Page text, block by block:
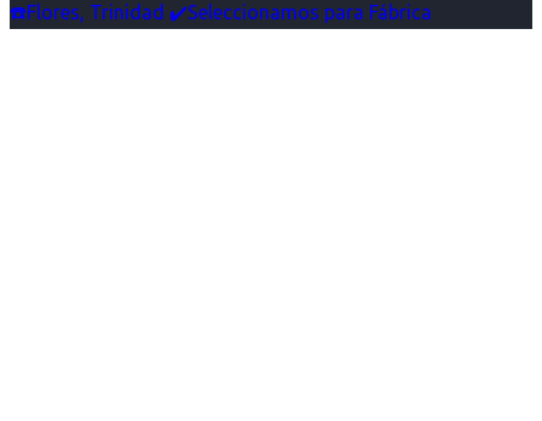
☎️Flores, Trinidad ✔️Seleccionamos para Fábrica